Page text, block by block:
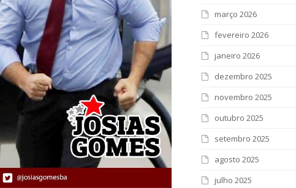
março 2026
fevereiro 2026
janeiro 2026
dezembro 2025
novembro 2025
outubro 2025
setembro 2025
agosto 2025
julho 2025